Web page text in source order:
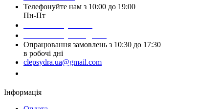
Телефонуйте нам з 10:00 до 19:00
Пн-Пт
Опрацювання замовлень з 10:30 до 17:30
в робочі дні
clepsydra.ua@gmail.com
Інформація